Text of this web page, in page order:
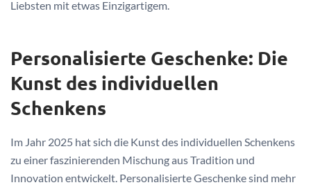
Liebsten mit etwas Einzigartigem.
Personalisierte Geschenke: Die
Kunst des individuellen
Schenkens
Im Jahr 2025 hat sich die Kunst des individuellen Schenkens
zu einer faszinierenden Mischung aus Tradition und
Innovation entwickelt. Personalisierte Geschenke sind mehr